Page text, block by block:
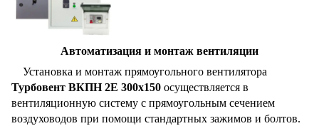
Автоматизация и монтаж вентиляции
Установка и монтаж прямоугольного вентилятора
Турбовент ВКПН 2Е 300х150 осуществляется в
вентиляционную систему с прямоугольным сечением
воздуховодов при помощи стандартных зажимов и болтов.